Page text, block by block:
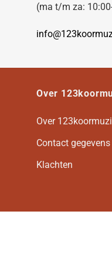
Paul, Samuel
Nygard, Carl
Naomi King
Morley,
Moore, Donald
(ma t/m za:
Over
Over
Contact gegevens
Klachten